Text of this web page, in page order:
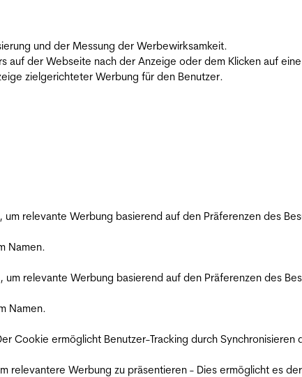
und der Messung der Werbewirksamkeit.
der Webseite nach der Anzeige oder dem Klicken auf
zielgerichteter Werbung für den Benutzer.
relevante Werbung basierend auf den Präferenzen des
Namen.
relevante Werbung basierend auf den Präferenzen des
Namen.
Cookie ermöglicht Benutzer-Tracking durch Synchronisieren
relevantere Werbung zu präsentieren - Dies ermöglicht es